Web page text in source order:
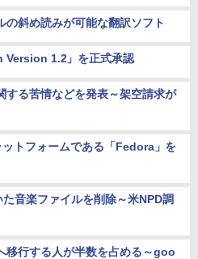
の斜め読みが可能な翻訳ソフト
1.2」を正式承認
する苦情などを発表～架空請求が
トフォームである「Fedora」を
音楽ファイルを削除～米NPD調
移行する人が半数を占める～goo